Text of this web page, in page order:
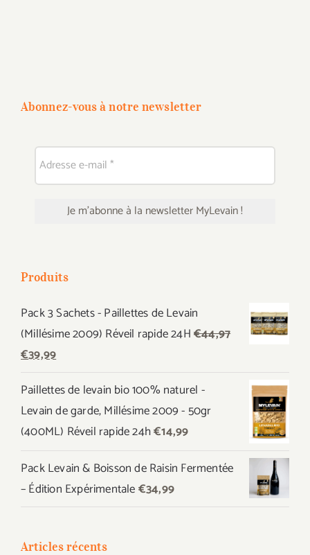
Abonnez-vous à notre newsletter
Produits
Pack 3 Sachets - Paillettes de Levain
(Millésime 2009) Réveil rapide 24H€44,97
Le
initial
était :
€44,97.
€39,99Le
actuel
est :
€39,99.
Paillettes de levain bio 100% naturel -
Levain de garde, Millésime 2009 - 50gr
(400ML) Réveil rapide 24h€14,99
Pack Levain & Boisson de Raisin Fermentée
– Édition Expérimentale€34,99
Articles récents